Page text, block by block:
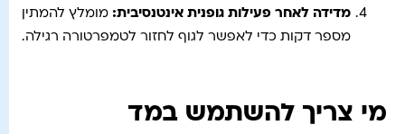
מדידה לאחר פעילות גופנית אינטנסיבית: מומלץ להמתין
מספר דקות כדי לאפשר לגוף לחזור לטמפרטורה רגילה.
מי צריך להשתמש במד